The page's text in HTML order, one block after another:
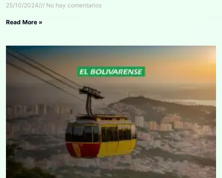
25/10/2024 No hay comentarios
Read More »